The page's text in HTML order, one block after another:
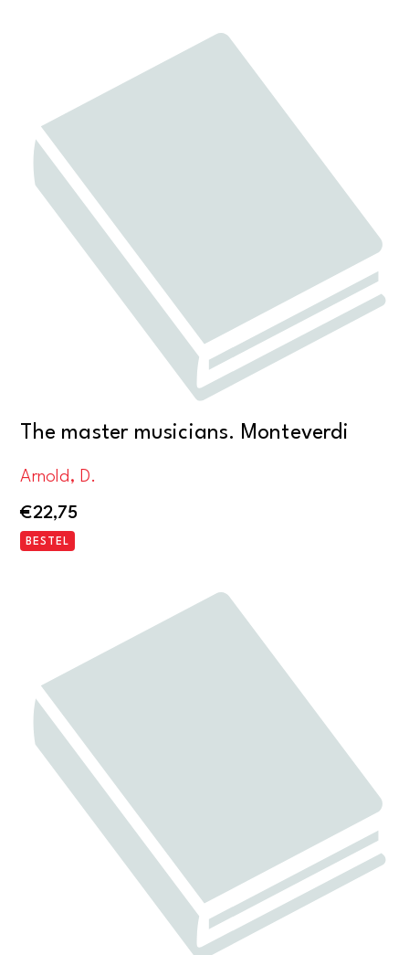
The master musicians. Monteverdi
Arnold, D.
€22,75
BESTEL